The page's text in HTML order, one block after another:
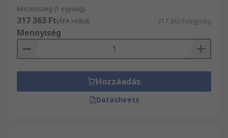
Részösszeg (1 egység)
317 363 Ft(ÁFA nélkül) 317 363 Ft/egység
Mennyiség
Hozzáadás
Datasheets